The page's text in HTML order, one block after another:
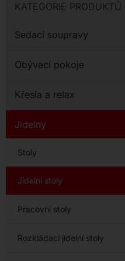
KATEGORIE PRODUKTŮ
Sedací soupravy
Obývací pokoje
Křesla a relax
Jídelny
Stoly
Jídelní stoly
Pracovní stoly
Rozkládací jídelní stoly